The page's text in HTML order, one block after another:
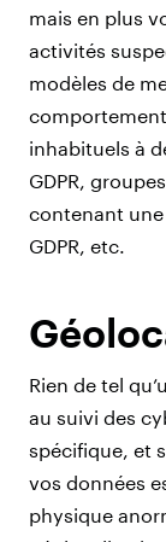
mais en plus
activités
modèles de
inhabituels à
GDPR,
contenant
GDPR, etc.
Rien de tel
au suivi des
spécifique, et
vos données
physique